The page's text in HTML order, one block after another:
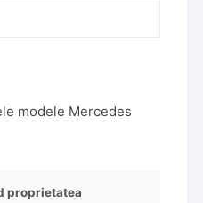
modele Mercedes
proprietatea